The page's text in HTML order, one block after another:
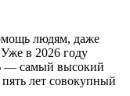
людям, даже
в 2026 году
— самый высокий
пять лет совокупный